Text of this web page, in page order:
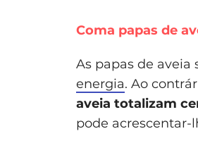
Coma papas de
As papas de aveia
energia. Ao
aveia totalizam
pode acrescentar-